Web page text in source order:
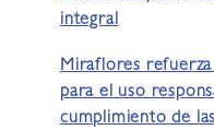
integral
Miraflores refuerza
para el uso
cumplimiento de